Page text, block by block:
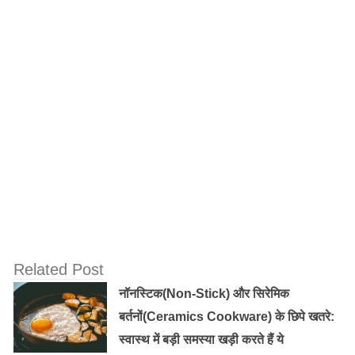
Related Post
नॉनस्टिक(Non-Stick) और सिरेमिक
बर्तनों(Ceramics Cookware) के छिपे खतरे:
स्वास्थ में बड़ी समस्या खड़ी करते हैं ये